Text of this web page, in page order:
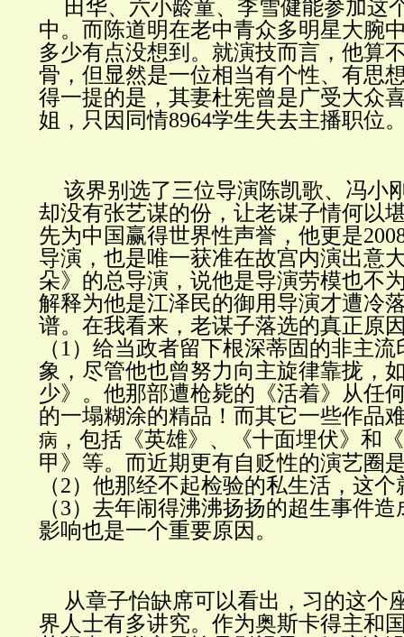
田华、六小龄童、李雪健能参加这
中。而陈道明在老中青众多明星大腕
多少有点没想到。就演技而言，他算
骨，但显然是一位相当有个性、有思
得一提的是，其妻杜宪曾是广受大众
姐，只因同情8964学生失去主播职位
该界别选了三位导演陈凯歌、冯小
却没有张艺谋的份，让老谋子情何以
先为中国赢得世界性声誉，他更是
导演，也是唯一获准在故宫内演出意
朵》的总导演，说他是导演劳模也不
解释为他是江泽民的御用导演才遭冷
谱。在我看来，老谋子落选的真正原
（1）给当政者留下根深蒂固的非主
象，尽管他也曾努力向主旋律靠拢，
少》。他那部遭枪毙的《活着》从任
的一塌糊涂的精品！而其它一些作品
病 ，包括《英雄》、《十面埋伏》和
甲》等。而近期更有自贬性的演艺圈
（2）他那经不起检验的私生活，这
（3）去年闹得沸沸扬扬的超生事件
影响也是一个重要原因。
从章子怡缺席可以看出，习的这个
界人士有多讲究。作为奥斯卡得主和